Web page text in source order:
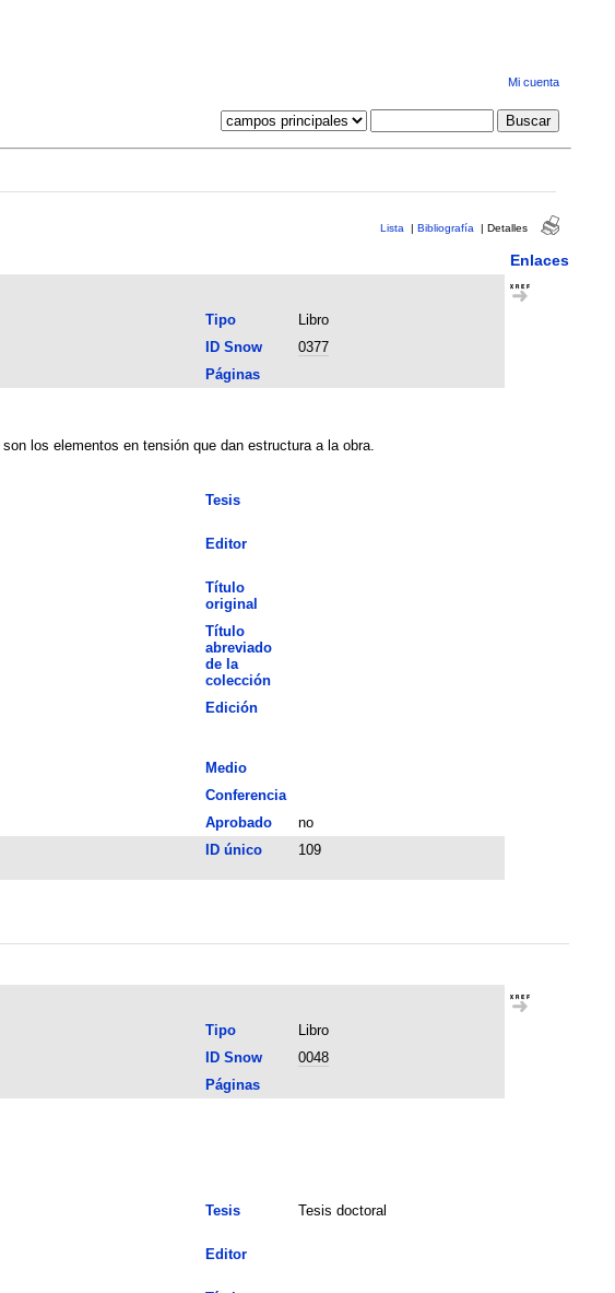
Mi cuenta
Lista | Bibliografía | Detalles
Enlaces
Tipo
Libro
ID Snow
0377
Páginas
los elementos en tensión que dan estructura a la obra.
Tesis
Editor
Título
original
Título
abreviado
de la
colección
Edición
Medio
Conferencia
Aprobado
no
ID único 109
Tipo
Libro
ID Snow
0048
Páginas
Tesis Tesis doctoral
Editor